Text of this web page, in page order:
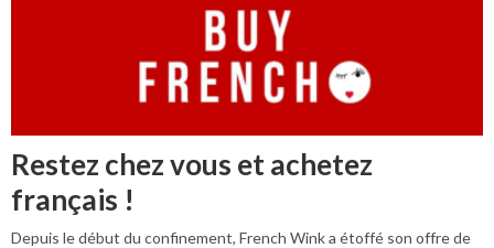
Restez chez vous et achetez
français !
Depuis le début du confinement, French Wink a étoffé son offre de